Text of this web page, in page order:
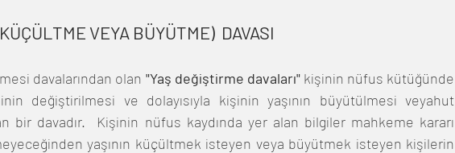
VEYA BÜYÜTME)  DAVASI
davalarından olan "Yaş değiştirme davaları" kişinin nüfus kütüğünde
değiştirilmesi ve dolayısıyla kişinin yaşının büyütülmesi veyahut
bir davadır.  Kişinin nüfus kaydında yer alan bilgiler mahkeme kararı
yaşının küçültmek isteyen veya büyütmek isteyen kişilerin